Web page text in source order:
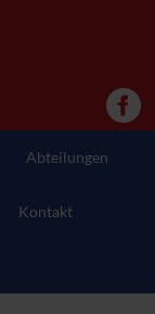
Abteilungen
Kontakt